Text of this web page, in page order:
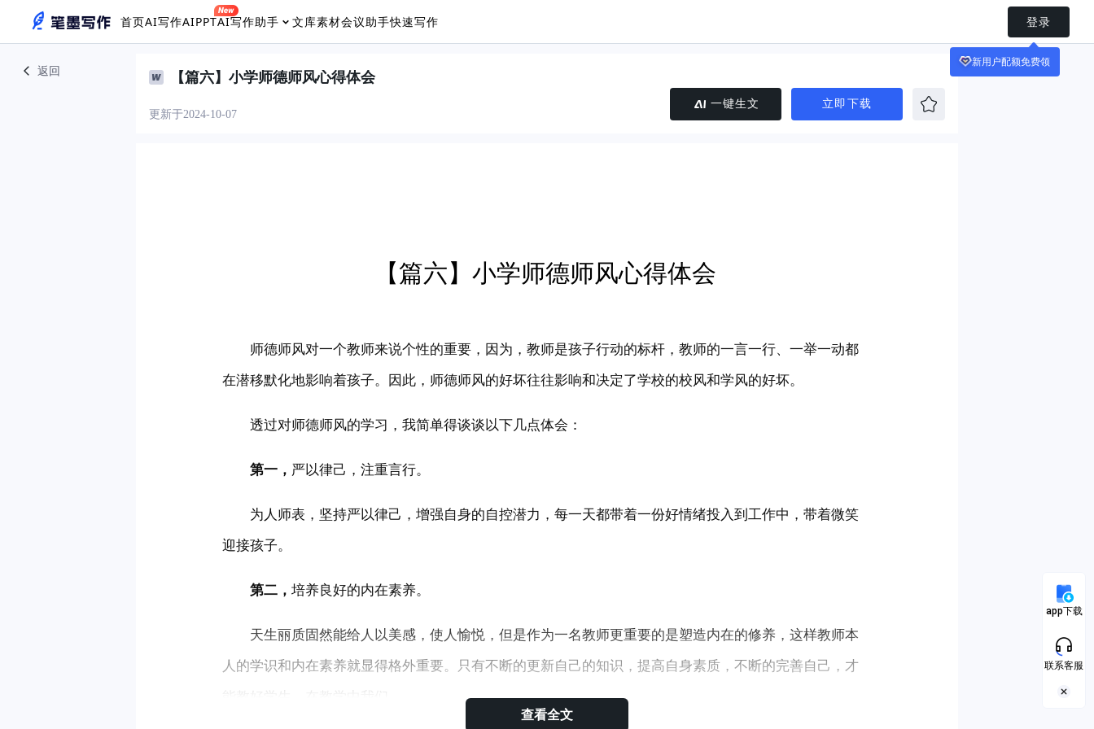
首页AI写作AIPPTAI写作助手 文库素材会议助手快速写作 登录
新用户配额免费领
app下载
联系客服
返回 【篇六】小学师德师风心得体会
更新于2024-10-07
一键生文 立即下载
【篇六】小学师德师风心得体会
师德师风对一个教师来说个性的重要，因为，教师是孩子行动的标杆，教师的一言一行、一举一动都
在潜移默化地影响着孩子。因此，师德师风的好坏往往影响和决定了学校的校风和学风的好坏。
透过对师德师风的学习，我简单得谈谈以下几点体会：
第一， 严以律己，注重言行。
为人师表，坚持严以律己，增强自身的自控潜力，每一天都带着一份好情绪投入到工作中，带着微笑
迎接孩子。
第二， 培养良好的内在素养。
天生丽质固然能给人以美感，使人愉悦，但是作为一名教师更重要的是塑造内在的修养，这样教师本
人的学识和内在素养就显得格外重要。只有不断的更新自己的知识，提高自身素质，不断的完善自己，才
查看全文